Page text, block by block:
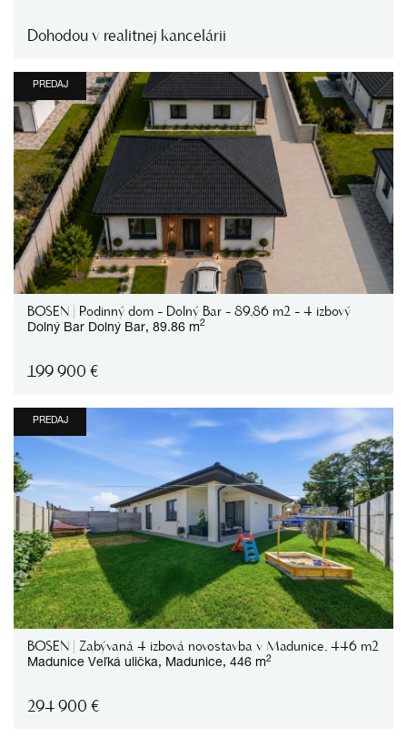
Dohodou v realitnej kancelárii
PREDAJ
BOSEN | Rodinný dom - Dolný Bar - 89,86 m2 - 4 izbový
Dolný Bar Dolný Bar, 89.86 m2
199 900 €
PREDAJ
BOSEN | Zabývaná 4 izbová novostavba v Madunice, 446 m2
Madunice Veľká ulička, Madunice, 446 m2
294 900 €